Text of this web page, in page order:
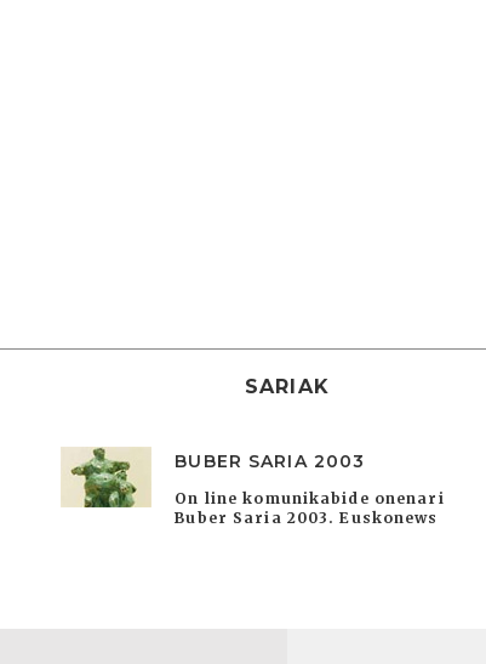
SARIAK
BUBER SARIA 2003
On line komunikabide onenari
Buber Saria 2003. Euskonews